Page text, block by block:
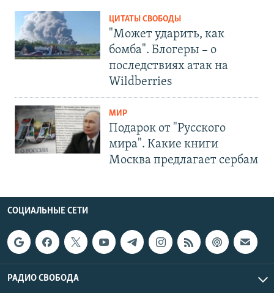
ЦИТАТЫ СВОБОДЫ
"Может ударить, как
бомба". Блогеры – о
последствиях атак на
Wildberries
МИР
Подарок от "Русского
мира". Какие книги
Москва предлагает сербам
СОЦИАЛЬНЫЕ СЕТИ
РАДИО СВОБОДА